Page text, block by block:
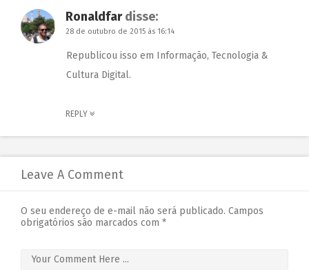
Ronaldfar disse:
28 de outubro de 2015 às 16:14
Republicou isso em Informação, Tecnologia &
Cultura Digital.
REPLY
Leave A Comment
O seu endereço de e-mail não será publicado. Campos
obrigatórios são marcados com *